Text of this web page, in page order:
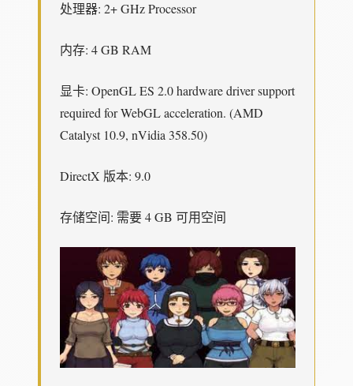
处理器: 2+ GHz Processor
内存: 4 GB RAM
显卡: OpenGL ES 2.0 hardware driver support
required for WebGL acceleration. (AMD
Catalyst 10.9, nVidia 358.50)
DirectX 版本: 9.0
存储空间: 需要 4 GB 可用空间